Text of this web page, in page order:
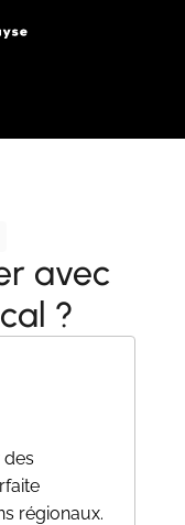
avec
?
régionaux.